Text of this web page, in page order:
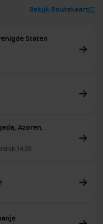
Bekijk Routekaart
Staten
Azoren,
14:30